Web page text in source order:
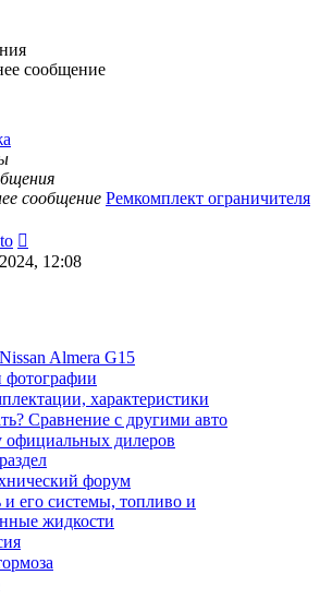
сообщение
сообщение Ремкомплект ограничителя
к
последнему
12:08
Almera G15
характеристики
Сравнение с другими авто
дилеров
форум
его системы, топливо и
жидкости